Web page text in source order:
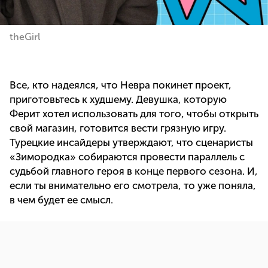
theGirl
Все, кто надеялся, что Невра покинет проект,
приготовьтесь к худшему. Девушка, которую
Ферит хотел использовать для того, чтобы открыть
свой магазин, готовится вести грязную игру.
Турецкие инсайдеры утверждают, что сценаристы
«Зимородка» собираются провести параллель с
судьбой главного героя в конце первого сезона. И,
если ты внимательно его смотрела, то уже поняла,
в чем будет ее смысл.